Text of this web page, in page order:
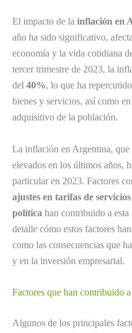
El impacto de la inflación en
año ha sido significativo,
economía y la vida cotidiana
tercer trimestre de 2023, la
del 40%, lo que ha
bienes y servicios, así como
adquisitivo de la población.
La inflación en Argentina, que
elevados en los últimos años,
particular en 2023. Factores
ajustes en tarifas de
política han contribuido a
detalle cómo estos factores
como las consecuencias que
y en la inversión empresarial.
Factores que han contribuido
Algunos de los principales